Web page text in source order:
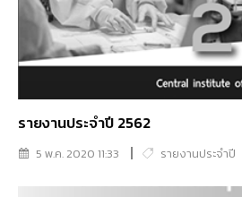
รายงานประจำปี 2562
5 พ.ค. 2020 11:33 รายงานประจำปี